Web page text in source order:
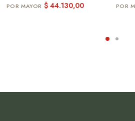
$44.130,00